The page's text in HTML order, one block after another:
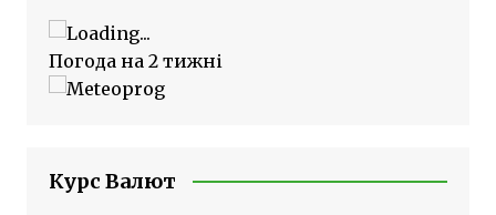
Погода на 2 тижні
Курс Валют